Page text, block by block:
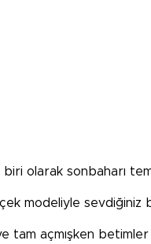
olarak sonbaharı
modeliyle sevdiğiniz
tam açmışken